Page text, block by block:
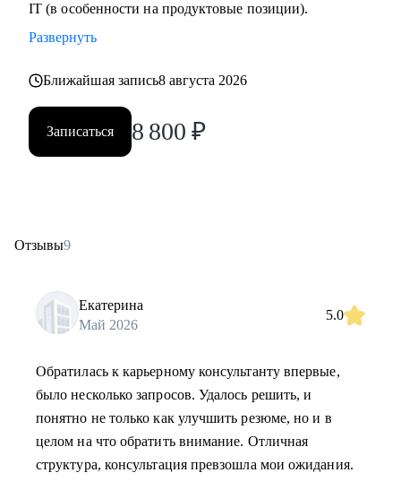
IT (в особенности на продуктовые позиции).
Развернуть
Ближайшая запись8 августа 2026
Записаться 8 800 ₽
Отзывы9
Екатерина
Май 2026
5.0
Обратилась к карьерному консультанту впервые,
было несколько запросов. Удалось решить, и
понятно не только как улучшить резюме, но и в
целом на что обратить внимание. Отличная
структура, консультация превзошла мои ожидания.